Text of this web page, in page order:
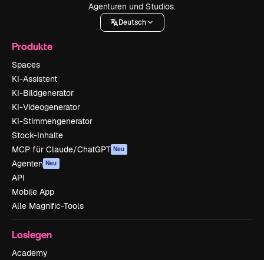
Agenturen und Studios.
Deutsch
Produkte
Spaces
KI-Assistent
KI-Bildgenerator
KI-Videogenerator
KI-Stimmengenerator
Stock-Inhalte
MCP für Claude/ChatGPT Neu
Agenten Neu
API
Mobile App
Alle Magnific-Tools
Loslegen
Academy